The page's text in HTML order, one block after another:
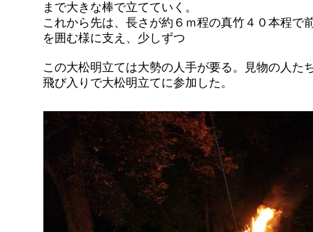
まで大きな棒で立てていく。
これから先は、長さが約６ｍ程の真竹４０本程で
を囲む様に支え、少しずつ
この大松明立ては大勢の人手が要る。見物の人た
飛び入りで大松明立てに参加した。